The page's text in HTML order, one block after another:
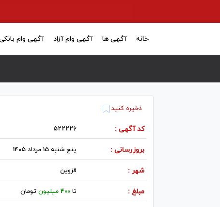
خانه آگهی ها آگهی وام آزاد آگهی وام
ذخیره کنید
کد آگهی : 522226
بروزرسانی : پنج شنبه 15 مرداد 1405
شهر : قزوين
مبلغ : تا400 میلیون تومان